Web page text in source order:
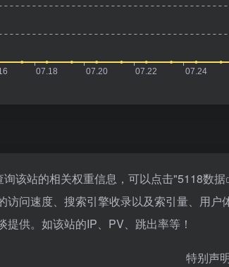
该站的相关权重信息，可以点击"5118数据
问速度、搜索引擎收录以及索引量、用
供。如该站的IP、PV、跳出率等！
特别声